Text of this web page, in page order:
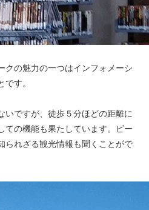
クの魅力の一つはインフォメーシ
す。
いですが、徒歩５分ほどの距離に
ての機能も果たしています。ビー
られざる観光情報も聞くことがで